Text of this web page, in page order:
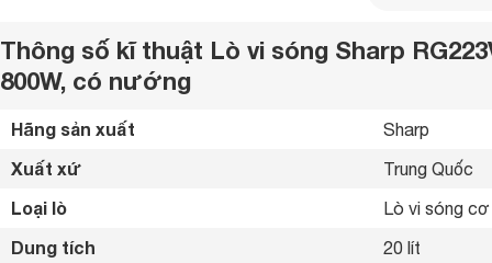
Thông số kĩ thuật Lò vi sóng Sharp
800W, có nướng
Hãng sản xuất Sharp
Xuất xứ Trung Quốc
Loại lò Lò vi sóng
Dung tích 20 lít